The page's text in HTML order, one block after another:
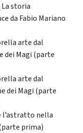
storia
da Fabio Mariano
arte dal
dei Magi (parte
arte dal
dei Magi (parte
l’astratto nella
prima)